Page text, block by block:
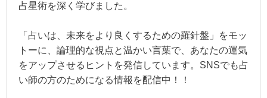
占星術を深く学びました。
「占いは、未来をより良くするための羅針盤」をモッ
トーに、論理的な視点と温かい言葉で、あなたの運気
をアップさせるヒントを発信しています。SNSでも占
い師の方のためになる情報を配信中！！